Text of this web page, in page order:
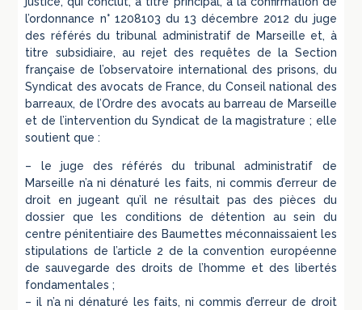
l’ordonnance n° 1208103 du 13 décembre 2012 du juge
des référés du tribunal administratif de Marseille et, à
titre subsidiaire, au rejet des requêtes de la Section
française de l’observatoire international des prisons, du
Syndicat des avocats de France, du Conseil national des
barreaux, de l’Ordre des avocats au barreau de Marseille
et de l’intervention du Syndicat de la magistrature ; elle
soutient que :
– le juge des référés du tribunal administratif de
Marseille n’a ni dénaturé les faits, ni commis d’erreur de
droit en jugeant qu’il ne résultait pas des pièces du
dossier que les conditions de détention au sein du
centre pénitentiaire des Baumettes méconnaissaient les
stipulations de l’article 2 de la convention européenne
de sauvegarde des droits de l’homme et des libertés
fondamentales ;
– il n’a ni dénaturé les faits, ni commis d’erreur de droit